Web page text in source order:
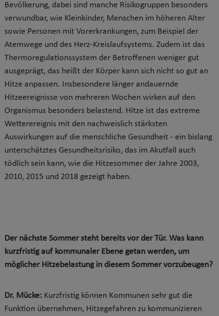
Bevölkerung, dabei sind manche Risikogruppen besonders
verwundbar, wie Kleinkinder, Menschen im höheren Alter
sowie Personen mit Vorerkrankungen, zum Beispiel der
Atemwege und des Herz-Kreislaufsystems. Zudem ist das
Thermoregulationssystem der Betroffenen weniger gut
ausgeprägt, das heißt der Körper kann sich nicht so gut an
Hitze anpassen. Insbesondere länger andauernde
Hitzeereignisse von mehreren Wochen wirken auf den
Organismus besonders belastend. Hitze ist das extreme
Wetterereignis mit den nachweislich stärksten
Auswirkungen auf die menschliche Gesundheit - ein bislang
unterschätztes Gesundheitsrisiko, das im Akutfall auch
tödlich sein kann, wie die Hitzesommer der Jahre 2003,
2010, 2015 und 2018 gezeigt haben.
Der nächste Sommer steht bereits vor der Tür. Was kann
kurzfristig auf kommunaler Ebene getan werden, um
möglicher Hitzebelastung in diesem Sommer vorzubeugen?
Dr. Mücke: Kurzfristig können Kommunen sehr gut die
Funktion übernehmen, Hitzegefahren zu kommunizieren